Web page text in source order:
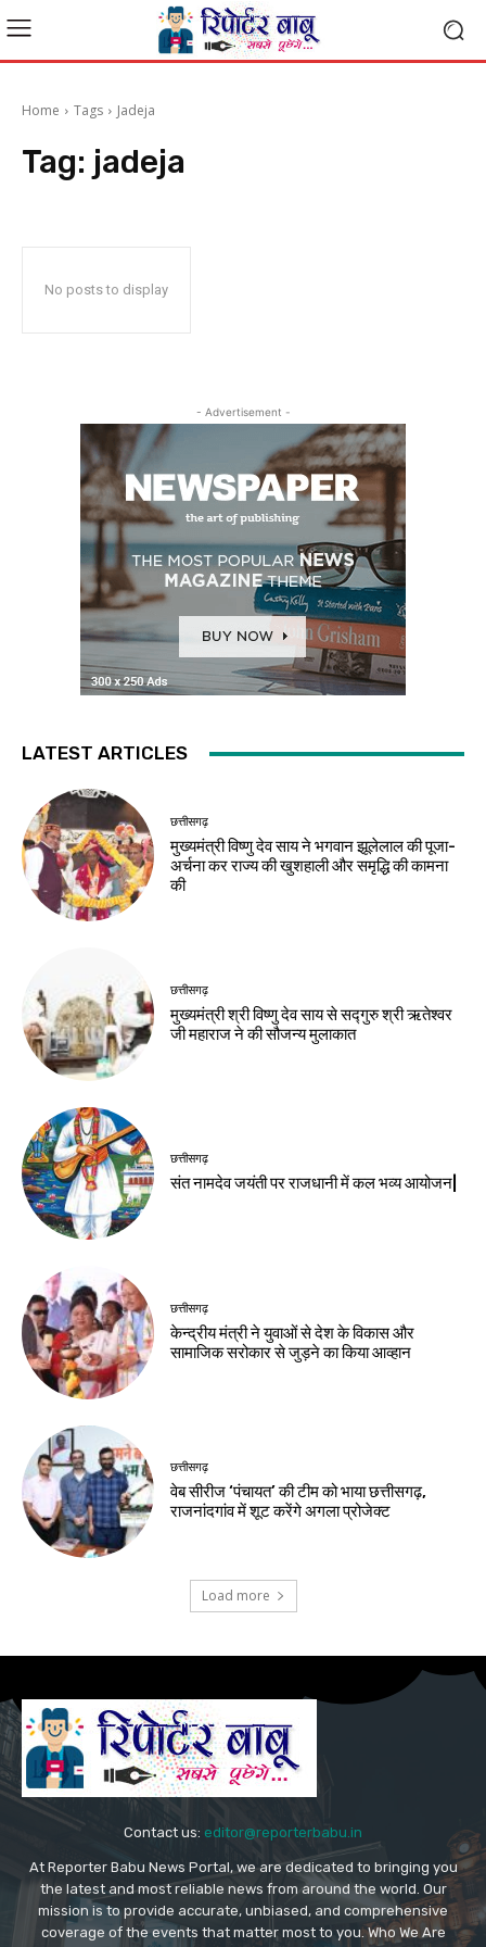
Home Tags Jadeja
Tag: jadeja
No posts to display
- Advertisement -
LATEST ARTICLES
छत्तीसगढ़
मुख्यमंत्री विष्णु देव साय ने भगवान झूलेलाल की पूजा-
अर्चना कर राज्य की खुशहाली और समृद्धि की कामना
की
छत्तीसगढ़
मुख्यमंत्री श्री विष्णु देव साय से सद्गुरु श्री ऋतेश्वर
जी महाराज ने की सौजन्य मुलाकात
छत्तीसगढ़
संत नामदेव जयंती पर राजधानी में कल भव्य आयोजन|
छत्तीसगढ़
केन्द्रीय मंत्री ने युवाओं से देश के विकास और
सामाजिक सरोकार से जुड़ने का किया आव्हान
छत्तीसगढ़
वेब सीरीज ‘पंचायत’ की टीम को भाया छत्तीसगढ़,
राजनांदगांव में शूट करेंगे अगला प्रोजेक्ट
Load more
Contact us: editor@reporterbabu.in
At Reporter Babu News Portal, we are dedicated to bringing you
the latest and most reliable news from around the world. Our
mission is to provide accurate, unbiased, and comprehensive
coverage of the events that matter most to you. Who We Are